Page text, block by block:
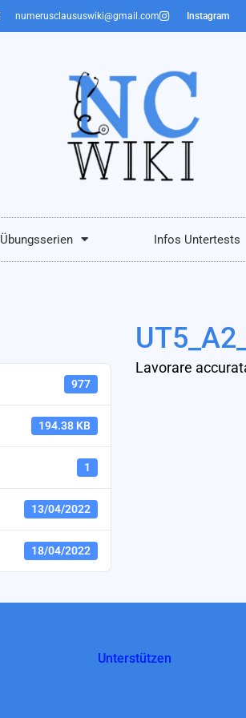
numerusclaususwiki@gmail.com Instagram
Übungsserien Infos Untertests
977
194.38 KB
1
13/04/2022
18/04/2022
Lavorare
Unterstützen